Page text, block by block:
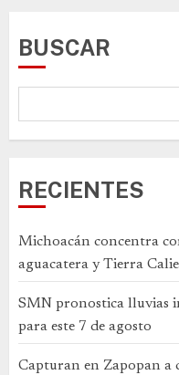
BUSCAR
RECIENTES
Michoacán concentra
aguacatera y Tierra
SMN pronostica lluvias
para este 7 de agosto
Capturan en Zapopan a